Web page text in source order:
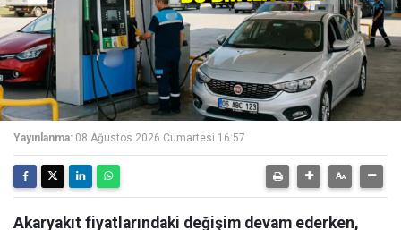
Yayınlanma: 08 Ağustos 2026 Cumartesi 16:57
Akaryakıt fiyatlarındaki değişim devam ederken,